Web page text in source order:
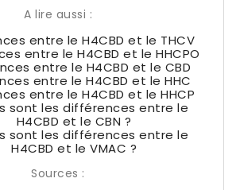
A lire aussi :
entre le H4CBD et le THCV
entre le H4CBD et le HHCPO
entre le H4CBD et le CBD
entre le H4CBD et le HHC
entre le H4CBD et le HHCP
sont les différences entre le
H4CBD et le CBN ?
sont les différences entre le
H4CBD et le VMAC ?
Sources :